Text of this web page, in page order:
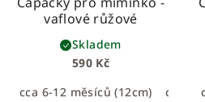
vaflové růžové
590 Kč
cca 6-12 měsíců (12cm)
cca 0-
Skladem